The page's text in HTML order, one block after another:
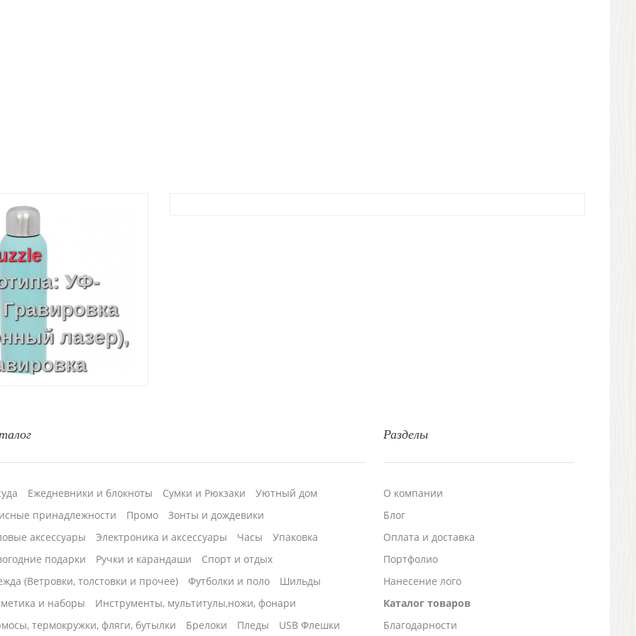
УФ-
лазер),
Разделы
О компании
Блог
Оплата и доставка
Портфолио
Нанесение лого
Каталог товаров
Благодарности
Ежедневники и блокноты Сумки и Рюкзаки
Уютный дом
принадлежности
Промо
Зонты и дождевики
аксессуары
Электроника и аксессуары Часы
Упаковка
подарки
Ручки и карандаши
Спорт и отдых
(Ветровки, толстовки и прочее)
Футболки и поло
Шильды
и наборы
Инструменты, мультитулы,ножи, фонари
термокружки, фляги, бутылки
Брелоки Пледы USB Флешки